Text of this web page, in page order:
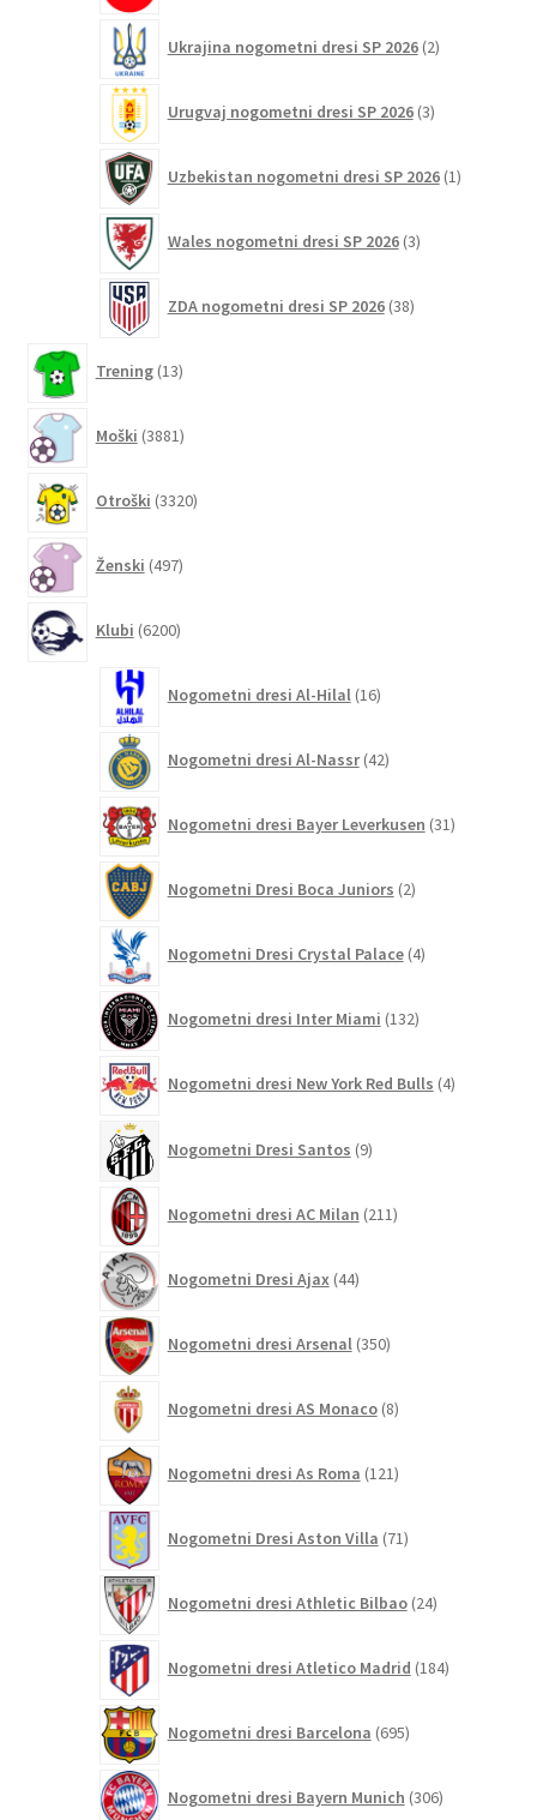
Ukrajina nogometni dresi SP 2026 2izdelka
Urugvaj nogometni dresi SP 2026 3izdelki
Uzbekistan nogometni dresi SP 2026 1izdelek
Wales nogometni dresi SP 2026 3izdelki
ZDA nogometni dresi SP 2026 38izdelkov
Trening 13izdelkov
Moški 3881izdelkov
Otroški 3320izdelkov
Ženski 497izdelkov
Klubi 6200izdelkov
Nogometni dresi Al-Hilal 16izdelkov
Nogometni dresi Al-Nassr 42izdelkov
Nogometni dresi Bayer Leverkusen 31izdelkov
Nogometni Dresi Boca Juniors 2izdelka
Nogometni Dresi Crystal Palace 4izdelki
Nogometni dresi Inter Miami 132izdelkov
Nogometni dresi New York Red Bulls 4izdelki
Nogometni Dresi Santos 9izdelkov
Nogometni dresi AC Milan 211izdelkov
Nogometni Dresi Ajax 44izdelkov
Nogometni dresi Arsenal 350izdelkov
Nogometni dresi AS Monaco 8izdelkov
Nogometni dresi As Roma 121izdelkov
Nogometni Dresi Aston Villa 71izdelkov
Nogometni dresi Athletic Bilbao 24izdelkov
Nogometni dresi Atletico Madrid 184izdelkov
Nogometni dresi Barcelona 695izdelkov
Nogometni dresi Bayern Munich 306izdelkov